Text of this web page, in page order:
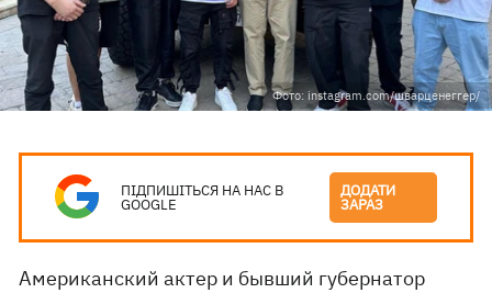
Фото: instagram.com/шварценеггер/
ПІДПИШІТЬСЯ НА НАС В
GOOGLE
ДОДАТИ
ЗАРАЗ
Американский актер и бывший губернатор